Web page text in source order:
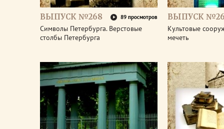
ВЫПУСК №268 89 просмотров
Символы Петербурга. Верстовые
столбы Петербурга
ВЫПУСК
Культовые
мечеть